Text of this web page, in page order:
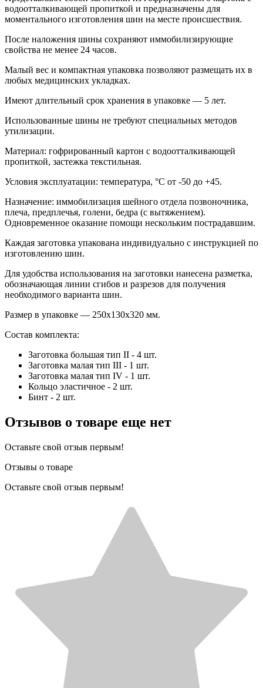
водоотталкивающей пропиткой и предназначены для
моментального изготовления шин на месте происшествия.
После наложения шины сохраняют иммобилизирующие
свойства не менее 24 часов.
Малый вес и компактная упаковка позволяют размещать их в
любых медицинских укладках.
Имеют длительный срок хранения в упаковке — 5 лет.
Использованные шины не требуют специальных методов
утилизации.
Материал: гофрированный картон с водоотталкивающей
пропиткой, застежка текстильная.
Условия эксплуатации: температура, °С от -50 до +45.
Назначение: иммобилизация шейного отдела позвоночника,
плеча, предплечья, голени, бедра (с вытяжением).
Одновременное оказание помощи нескольким пострадавшим.
Каждая заготовка упакована индивидуально с инструкцией по
изготовлению шин.
Для удобства использования на заготовки нанесена разметка,
обозначающая линии сгибов и разрезов для получения
необходимого варианта шин.
Размер в упаковке — 250х130х320 мм.
Состав комплекта:
Заготовка большая тип II - 4 шт.
Заготовка малая тип III - 1 шт.
Заготовка малая тип IV - 1 шт.
Кольцо эластичное - 2 шт.
Бинт - 2 шт.
Отзывов о товаре еще нет
Оставьте свой отзыв первым!
Отзывы о товаре
Оставьте свой отзыв первым!